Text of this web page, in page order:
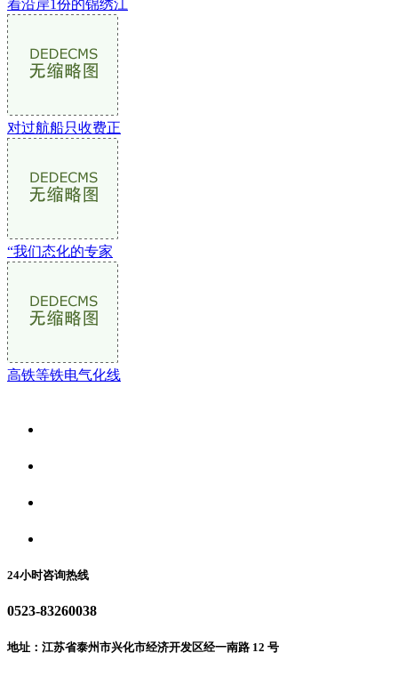
着沿岸1份的锦绣江
对过航船只收费正
“我们态化的专家
高铁等铁电气化线
24小时咨询热线
0523-83260038
地址：江苏省泰州市兴化市经济开发区经一南路 12 号